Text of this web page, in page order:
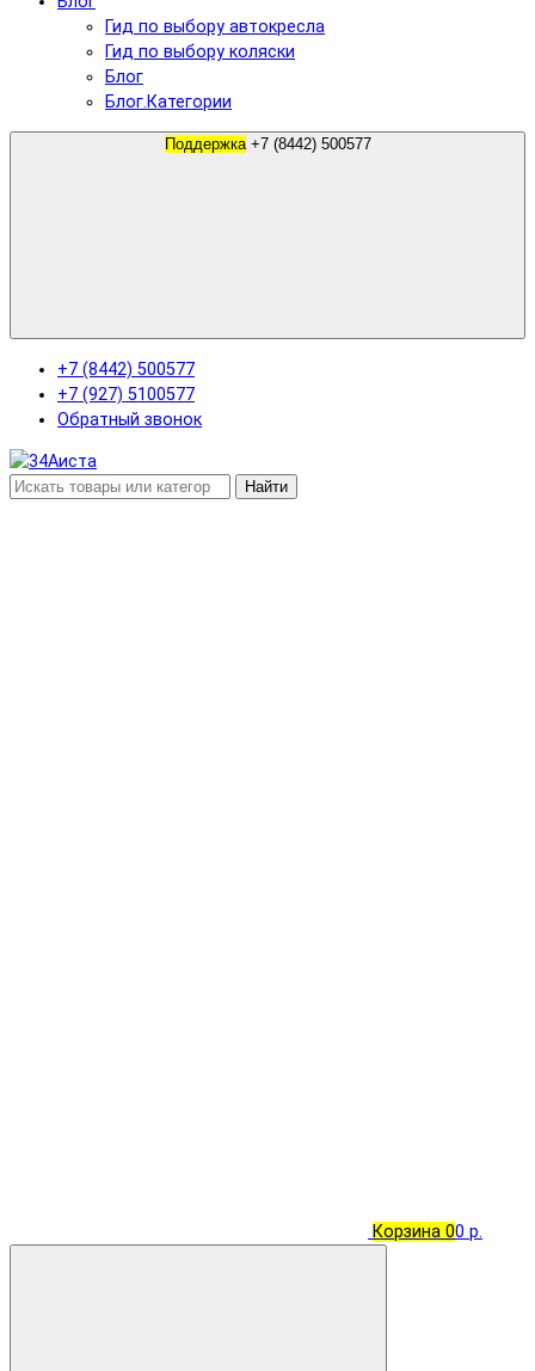
Гид по выбору автокресла
Гид по выбору коляски
Блог
Блог.Категории
Поддержка +7 (8442) 500577
+7 (8442) 500577
+7 (927) 5100577
Обратный звонок
Найти
Корзина 00 р.